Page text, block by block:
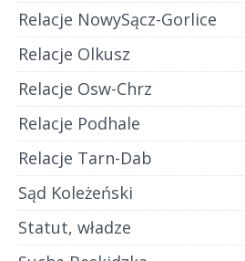
Relacje NowySącz-Gorlice
Relacje Olkusz
Relacje Osw-Chrz
Relacje Podhale
Relacje Tarn-Dab
Sąd Koleżeński
Statut, władze